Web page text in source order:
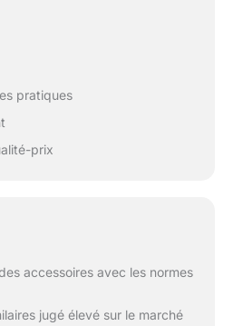
pratiques
prix
accessoires avec les normes
jugé élevé sur le marché